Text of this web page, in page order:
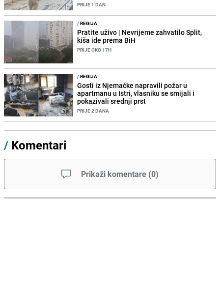
PRIJE 1 DAN
/REGIJA
Pratite uživo | Nevrijeme zahvatilo Split,
kiša ide prema BiH
PRIJE OKO 17H
/REGIJA
Gosti iz Njemačke napravili požar u
apartmanu u Istri, vlasniku se smijali i
pokazivali srednji prst
PRIJE 2 DANA
/ Komentari
Prikaži komentare (0)